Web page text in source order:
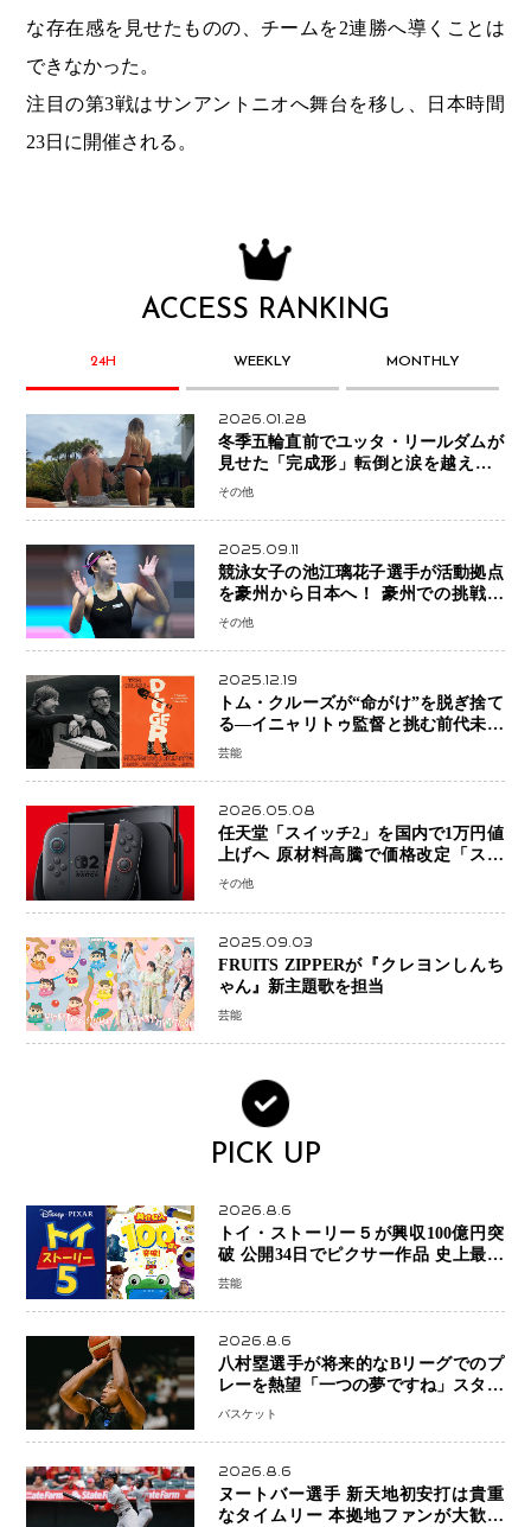
な存在感を見せたものの、チームを2連勝へ導くことは
できなかった。
注目の第3戦はサンアントニオへ舞台を移し、日本時間
23日に開催される。
ACCESS RANKING
24H WEEKLY MONTHLY
2026.01.28
冬季五輪直前でユッタ・リールダムが
見せた「完成形」転倒と涙を越えて─
ミラノで金を狙うオランダ女王の現在
その他
2025.09.11
競泳女子の池江璃花子選手が活動拠点
を豪州から日本へ！ 豪州での挑戦を
糧に、28年ロサンゼルス五輪へ再始動
その他
2025.12.19
トム・クルーズが“命がけ”を脱ぎ捨て
る―イニャリトゥ監督と挑む前代未聞
の大惨事コメディ「DIGGER ディガ
芸能
2026.05.08
任天堂「スイッチ2」を国内で1万円値
上げへ 原材料高騰で価格改定「スイ
ッチオンライン」も引き上げ
その他
2025.09.03
FRUITS ZIPPERが『クレヨンしんち
ゃん』新主題歌を担当
芸能
PICK UP
2026.8.6
トイ・ストーリー５が興収100億円突
破 公開34日でピクサー作品 史上最速
日本歴代シリーズ最高更新も目前
芸能
2026.8.6
八村塁選手が将来的なBリーグでのプ
レーを熱望「一つの夢ですね」スター
帰還がリーグ価値を押し上げる可能性
バスケット
2026.8.6
ヌートバー選手 新天地初安打は貴重
なタイムリー 本拠地ファンが大歓声